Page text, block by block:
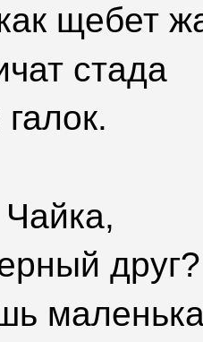
щебет
стада
друг?